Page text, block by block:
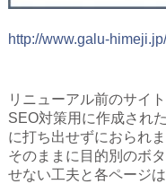
http://www.galu-himeji.jp/
リニューアル前のサイ
SEO対策用に作成され
に打ち出せずにおられ
そのままに目的別のボ
せない工夫と各ページ